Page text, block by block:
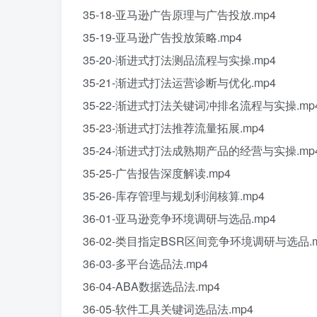
35-18-亚马逊广告原理与广告投放.mp4
35-19-亚马逊广告投放策略.mp4
35-20-渐进式打法测品流程与实操.mp4
35-21-渐进式打法运营诊断与优化.mp4
35-22-渐进式打法关键词冲排名流程与实操
35-23-渐进式打法推荐流量拓展.mp4
35-24-渐进式打法成熟期产品的经营与实操
35-25-广告报告深度解读.mp4
35-26-库存管理与规划利润核算.mp4
36-01-亚马逊竞争环境调研与选品.mp4
36-02-类目指定BSR区间竞争环境调研与选品
36-03-多平台选品法.mp4
36-04-ABA数据选品法.mp4
36-05-软件工具关键词选品法.mp4